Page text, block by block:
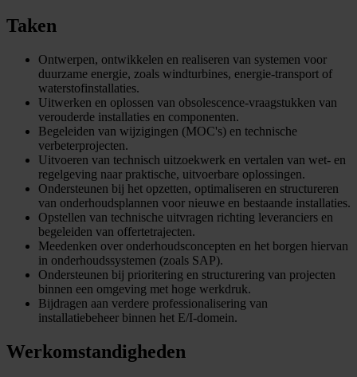
Taken
Ontwerpen, ontwikkelen en realiseren van systemen voor
duurzame energie, zoals windturbines, energie-transport of
waterstofinstallaties.
Uitwerken en oplossen van obsolescence-vraagstukken van
verouderde installaties en componenten.
Begeleiden van wijzigingen (MOC's) en technische
verbeterprojecten.
Uitvoeren van technisch uitzoekwerk en vertalen van wet- en
regelgeving naar praktische, uitvoerbare oplossingen.
Ondersteunen bij het opzetten, optimaliseren en structureren
van onderhoudsplannen voor nieuwe en bestaande installaties.
Opstellen van technische uitvragen richting leveranciers en
begeleiden van offertetrajecten.
Meedenken over onderhoudsconcepten en het borgen hiervan
in onderhoudssystemen (zoals SAP).
Ondersteunen bij prioritering en structurering van projecten
binnen een omgeving met hoge werkdruk.
Bijdragen aan verdere professionalisering van
installatiebeheer binnen het E/I-domein.
Werkomstandigheden